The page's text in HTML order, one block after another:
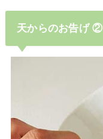
天からのお告げ ②